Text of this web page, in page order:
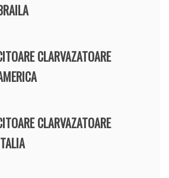
CLARVAZATOARE
CLARVAZATOARE